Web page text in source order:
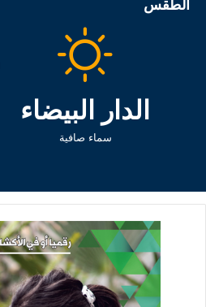
الطقس
الدار البيضاء
سماء صافية